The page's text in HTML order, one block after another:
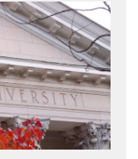
thưởng thức vẻ
mọi góc trong